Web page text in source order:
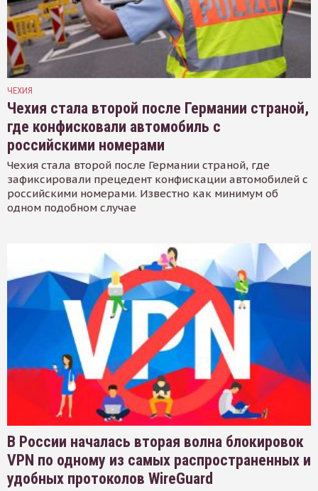
ЧЕХИЯ
Чехия стала второй после Германии страной,
где конфисковали автомобиль с
российскими номерами
Чехия стала второй после Германии страной, где
зафиксировали прецедент конфискации автомобилей с
российскими номерами. Известно как минимум об
одном подобном случае
В России началась вторая волна блокировок
VPN по одному из самых распространенных и
удобных протоколов WireGuard